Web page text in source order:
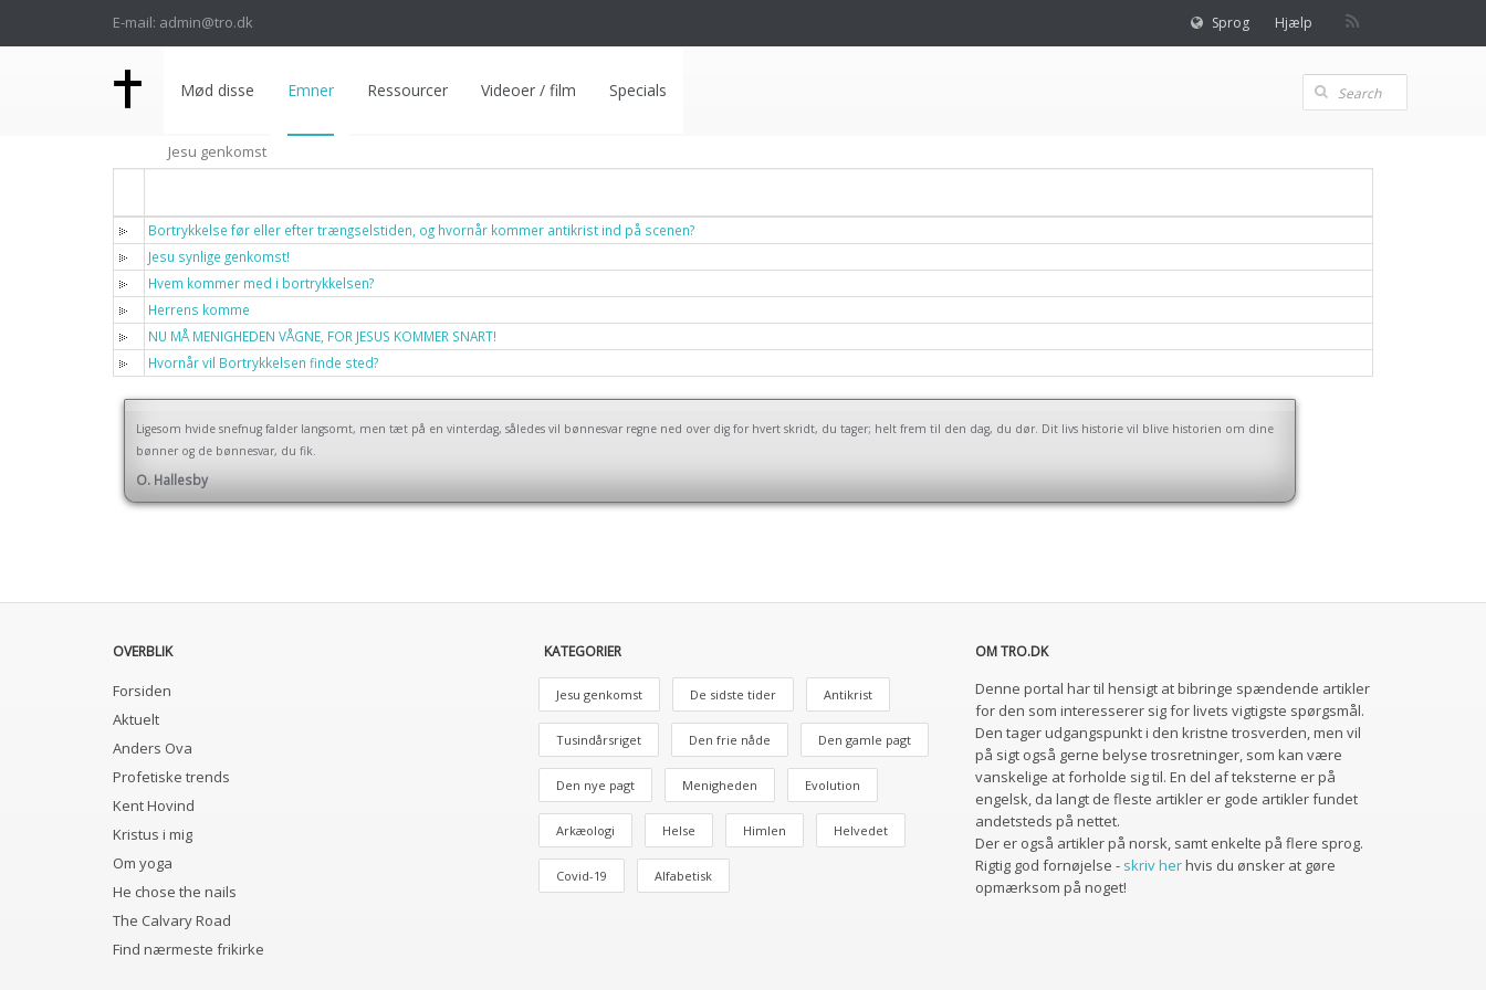
E-mail: admin@tro.dk Sprog Hjælp
Mød disse Emner Ressourcer Videoer / film Specials
Jesu genkomst
Bortrykkelse før eller efter trængselstiden, og hvornår kommer antikrist ind på scenen?
Jesu synlige genkomst!
Hvem kommer med i bortrykkelsen?
Herrens komme
NU MÅ MENIGHEDEN VÅGNE, FOR JESUS KOMMER SNART!
Hvornår vil Bortrykkelsen finde sted?
Ligesom hvide snefnug falder langsomt, men tæt på en vinterdag, således vil bønnesvar regne ned over dig for hvert skridt, du tager; helt frem til den dag, du dør. Dit livs historie vil blive historien om dine
bønner og de bønnesvar, du fik.
O. Hallesby
OVERBLIK
Forsiden
Aktuelt
Anders Ova
Profetiske trends
Kent Hovind
Kristus i mig
Om yoga
He chose the nails
The Calvary Road
Find nærmeste frikirke
KATEGORIER
Jesu genkomst De sidste tider Antikrist
Tusindårsriget Den frie nåde Den gamle pagt
Den nye pagt Menigheden Evolution
Arkæologi Helse Himlen Helvedet
Covid-19 Alfabetisk
OM TRO.DK
Denne portal har til hensigt at bibringe spændende artikler
for den som interesserer sig for livets vigtigste spørgsmål.
Den tager udgangspunkt i den kristne trosverden, men vil
på sigt også gerne belyse trosretninger, som kan være
vanskelige at forholde sig til. En del af teksterne er på
engelsk, da langt de fleste artikler er gode artikler fundet
andetsteds på nettet.
Der er også artikler på norsk, samt enkelte på flere sprog.
Rigtig god fornøjelse - skriv herhvis du ønsker at gøre
opmærksom på noget!